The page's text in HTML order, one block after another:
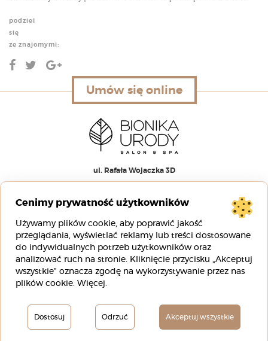
podziel
się
ze znajomymi:
Umów się online
Umów się online
ul. Rafała Wojaczka 3D
sb 800– 1600
+48 88 00 88 333
info@bionikaurody.pl
Polityka Prywatności
Regulamin
Cenimy prywatność użytkowników
Używamy plików cookie, aby poprawić jakość
przeglądania, wyświetlać reklamy lub treści dostosowane
do indywidualnych potrzeb użytkowników oraz
analizować ruch na stronie. Kliknięcie przycisku „Akceptuj
wszystkie” oznacza zgodę na wykorzystywanie przez nas
plików cookie. Więcej.
Dostosuj Odrzuć Akceptuj wszystkie